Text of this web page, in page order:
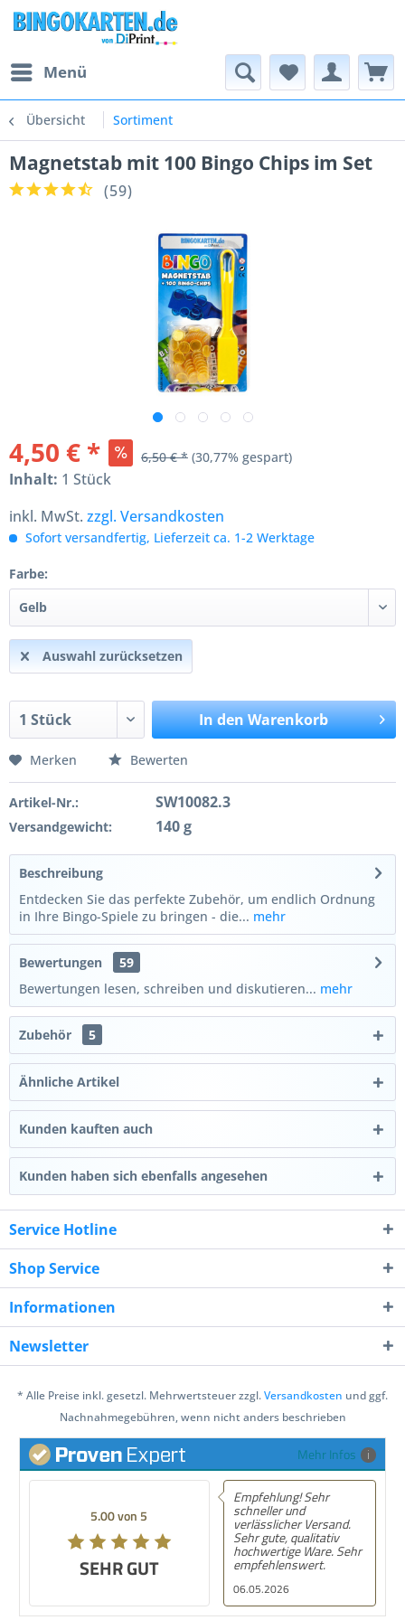
Menü
Übersicht Sortiment
Magnetstab mit 100 Bingo Chips im Set
(59)
4,50 € * 6,50 € * (30,77% gespart)
Inhalt: 1 Stück
inkl. MwSt. zzgl. Versandkosten
Sofort versandfertig, Lieferzeit ca. 1-2 Werktage
Farbe:
Auswahl zurücksetzen
In denWarenkorb
Merken Bewerten
Artikel-Nr.: SW10082.3
Versandgewicht: 140 g
Beschreibung
Entdecken Sie das perfekte Zubehör, um endlich Ordnung
in Ihre Bingo-Spiele zu bringen - die... mehr
Bewertungen
59
Bewertungen lesen, schreiben und diskutieren... mehr
Zubehör 5
Ähnliche Artikel
Kunden kauften auch
Kunden haben sich ebenfalls angesehen
Service Hotline
Shop Service
Informationen
Newsletter
* Alle Preise inkl. gesetzl. Mehrwertsteuer zzgl.Versandkosten und ggf.
Nachnahmegebühren, wenn nicht anders beschrieben
Mehr Infos
5.00 von 5
SEHR GUT
06.05.2026
Empfehlung! Sehr
schneller und
verlässlicher Versand.
Sehr gute, qualitativ
hochwertige Ware. Sehr
empfehlenswert.